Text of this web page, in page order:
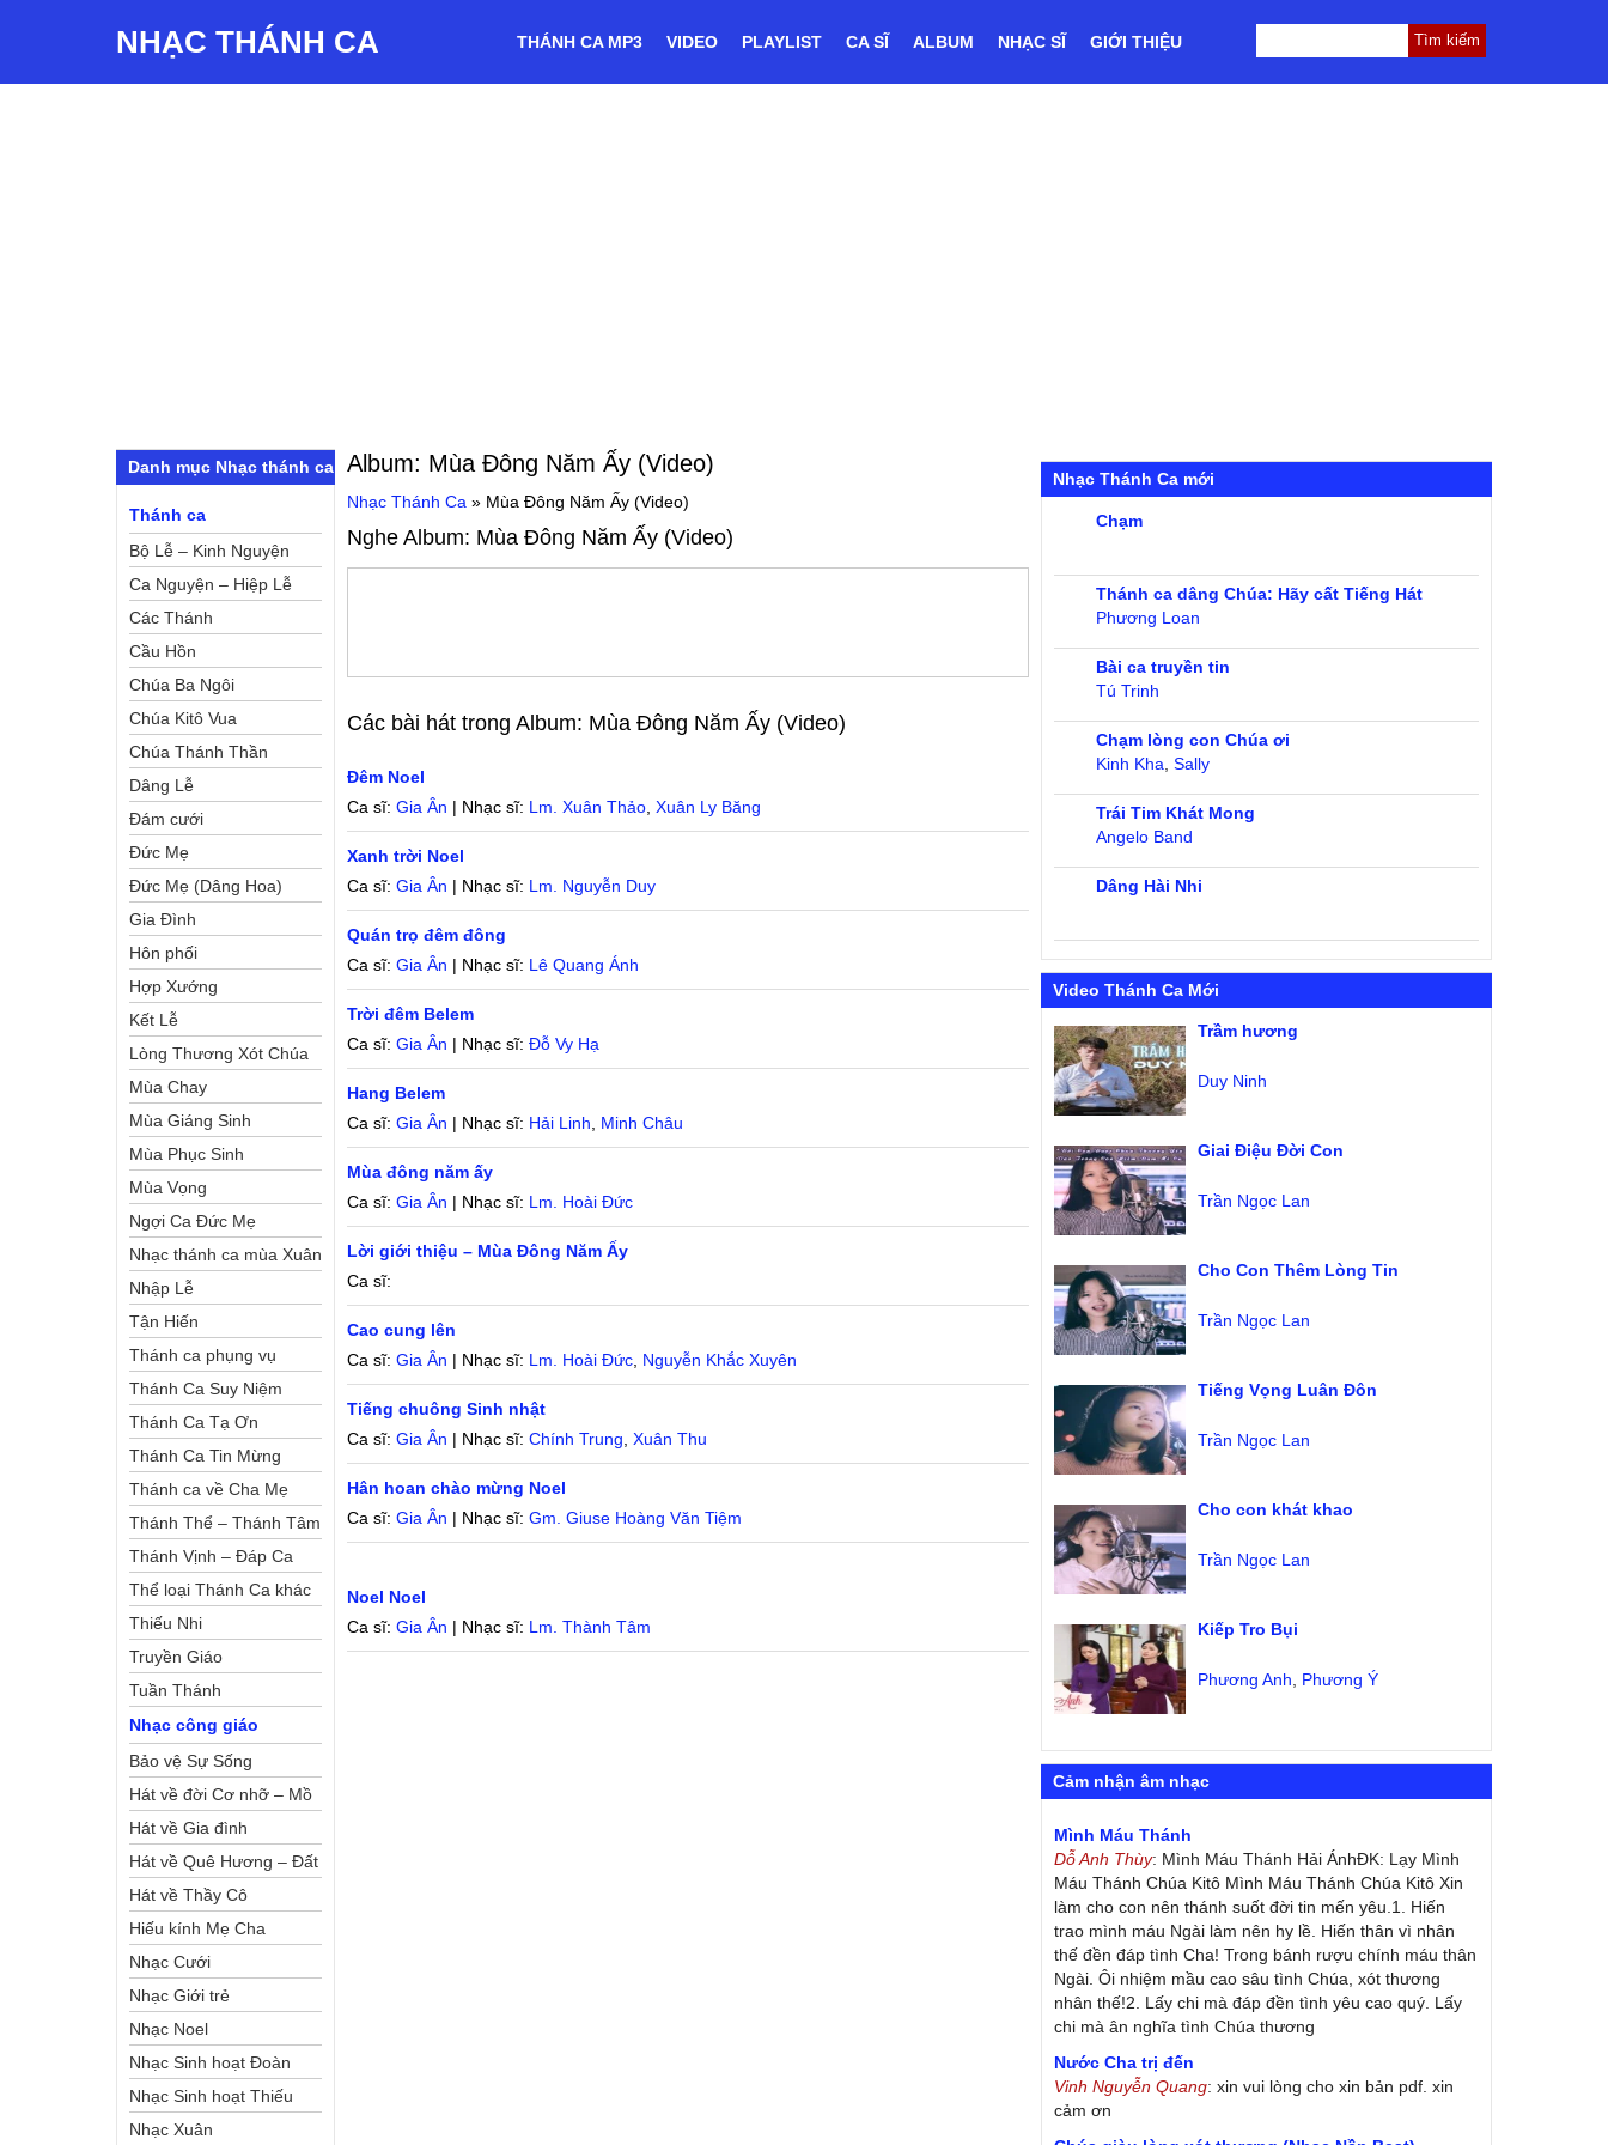
NHẠC THÁNH CA THÁNH CA MP3 VIDEO PLAYLIST CA SĨ ALBUM NHẠC SĨ GIỚI THIỆU
Album: Mùa Đông Năm Ấy (Video)
Nhạc Thánh Ca » Mùa Đông Năm Ấy (Video)
Nghe Album: Mùa Đông Năm Ấy (Video)
Các bài hát trong Album: Mùa Đông Năm Ấy (Video)
Đêm Noel
Ca sĩ:Gia Ân | Nhạc sĩ: Lm. Xuân Thảo ,Xuân Ly Băng
Xanh trời Noel
Ca sĩ:Gia Ân | Nhạc sĩ: Lm. Nguyễn Duy
Quán trọ đêm đông
Ca sĩ:Gia Ân | Nhạc sĩ: Lê Quang Ánh
Trời đêm Belem
Ca sĩ:Gia Ân | Nhạc sĩ:Đỗ Vy Hạ
Hang Belem
Ca sĩ:Gia Ân | Nhạc sĩ: Hải Linh Minh Châu
Mùa đông năm ấy
Ca sĩ:Gia Ân | Nhạc sĩ: Lm. Hoài Đức
Lời giới thiệu – Mùa Đông Năm Ấy
Ca sĩ:
Cao cung lên
Ca sĩ:Gia Ân | Nhạc sĩ: Lm. Hoài Đức Nguyễn Khắc Xuyên
Tiếng chuông Sinh nhật
Ca sĩ:Gia Ân | Nhạc sĩ:Chính Trung ,Xuân Thu
Hân hoan chào mừng Noel
Ca sĩ:Gia Ân | Nhạc sĩ:Gm. Giuse Hoàng Văn Tiệm
Noel Noel
Ca sĩ:Gia Ân | Nhạc sĩ: Lm. Thành Tâm
Danh mục Nhạc thánh ca
Thánh ca
Bộ Lễ – Kinh Nguyện
Ca Nguyện – Hiệp Lễ
Các Thánh
Cầu Hồn
Chúa Ba Ngôi
Chúa Kitô Vua
Chúa Thánh Thần
Dâng Lễ
Đám cưới
Đức Mẹ
Đức Mẹ (Dâng Hoa)
Gia Đình
Hôn phối
Hợp Xướng
Kết Lễ
Lòng Thương Xót Chúa
Mùa Chay
Mùa Giáng Sinh
Mùa Phục Sinh
Mùa Vọng
Ngợi Ca Đức Mẹ
Nhạc thánh ca mùa Xuân
Nhập Lễ
Tận Hiến
Thánh ca phụng vụ
Thánh Ca Suy Niệm
Thánh Ca Tạ Ơn
Thánh Ca Tin Mừng
Thánh ca về Cha Mẹ
Thánh Thể – Thánh Tâm
Thánh Vịnh – Đáp Ca
Thể loại Thánh Ca khác
Thiếu Nhi
Truyền Giáo
Tuần Thánh
Nhạc công giáo
Bảo vệ Sự Sống
Hát về đời Cơ nhỡ – Mồ
côi
Hát về Gia đình
Hát về Quê Hương – Đất
Nước
Hát về Thầy Cô
Hiếu kính Mẹ Cha
Nhạc Cưới
Nhạc Giới trẻ
Nhạc Noel
Nhạc Sinh hoạt Đoàn
Thể Công Giáo
Nhạc Sinh hoạt Thiếu
Nhi
Nhạc Xuân
Nhạc Thánh Ca mới
Chạm
Thánh ca dâng Chúa: Hãy cất Tiếng Hát
Phương Loan
Bài ca truyền tin
Tú Trinh
Chạm lòng con Chúa ơi
Kinh Kha ,Sally
Trái Tim Khát Mong
Angelo Band
Dâng Hài Nhi
Video Thánh Ca Mới
Trầm hương
Duy Ninh
Giai Điệu Đời Con
Trần Ngọc Lan
Cho Con Thêm Lòng Tin
Trần Ngọc Lan
Tiếng Vọng Luân Đôn
Trần Ngọc Lan
Cho con khát khao
Trần Ngọc Lan
Kiếp Tro Bụi
Phương Anh Phương Ý
Cảm nhận âm nhạc
Mình Máu Thánh
Dỗ Anh Thùy: Mình Máu Thánh Hải ÁnhĐK: Lạy Mình
Máu Thánh Chúa Kitô Mình Máu Thánh Chúa Kitô Xin
làm cho con nên thánh suốt đời tin mến yêu.1. Hiến
trao mình máu Ngài làm nên hy lề. Hiến thân vì nhân
thế đền đáp tình Cha! Trong bánh rượu chính máu thân
Ngài. Ôi nhiệm mầu cao sâu tình Chúa, xót thương
nhân thế!2. Lấy chi mà đáp đền tình yêu cao quý. Lấy
chi mà ân nghĩa tình Chúa thương
Nước Cha trị đến
Vinh Nguyễn Quang: xin vui lòng cho xin bản pdf. xin
cảm ơn